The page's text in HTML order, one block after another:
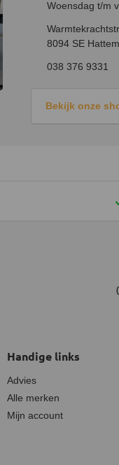
Woensdag t/m
8094 SE
038 376 9331
Bekijk onze
Handige links
Advies
Alle merken
Mijn account